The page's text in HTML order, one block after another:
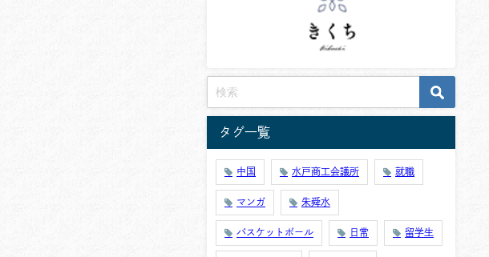
タグ一覧
中国 水戸商工会議所 就職
マンガ 朱舜水
バスケットボール 日常 留学生